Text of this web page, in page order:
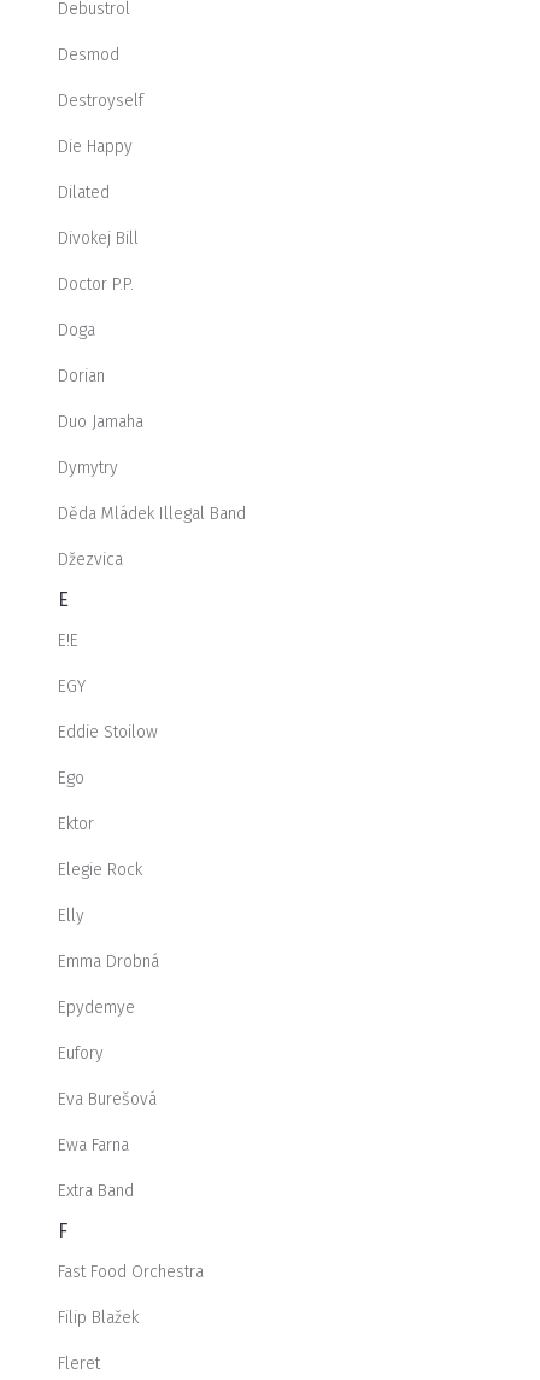
Debustrol
Desmod
Destroyself
Die Happy
Dilated
Divokej Bill
Doctor P.P.
Doga
Dorian
Duo Jamaha
Dymytry
Děda Mládek Illegal Band
Džezvica
E
E!E
EGY
Eddie Stoilow
Ego
Ektor
Elegie Rock
Elly
Emma Drobná
Epydemye
Eufory
Eva Burešová
Ewa Farna
Extra Band
F
Fast Food Orchestra
Filip Blažek
Fleret